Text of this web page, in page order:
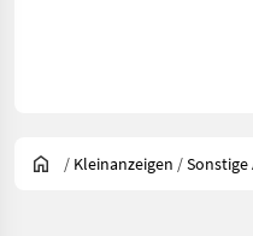
/ Kleinanzeigen /